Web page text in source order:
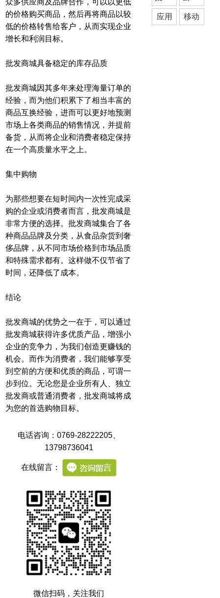
的价格购买商品，然后再将商品以较
低的价格转售给客户，从而实现企业
增长和利润目标。
批发商城具备稳定的库存品质
批发商城因其多年来处理海量订单的
经验，而为他们积累下了相当丰富的
商品互换经验，进而可以更好地预测
市场上各类商品的销售情况，并提前
备货，从而将企业和消费者稳定保持
在一个高质量水平之上。
集中购物
为那些想要在短时间内一次性完成采
购的企业或消费者而言，批发商城是
非常方便的选择。批发商城集合了各
种商品品牌及分类，从食品杂货到奢
侈品牌，从不同市场价格到市场品质
和特殊需求都有。这样做不仅节省了
时间，还降低了成本。
结论
批发商城的优势之一在于，可以通过
批发商城获得许多优质产品，增强小
企业的竞争力，为我们创造更赚钱的
机会。而作为消费者，我们能够享受
到空前的方便和优质的商品，可谓一
步到位。无论您是企业所有人、独立
批发商或普通消费者，批发商城将成
为您的首选购物目标。
电话咨询：0769-28222205、
13798736041
在线留言：
微信扫码，关注我们
应用 移动